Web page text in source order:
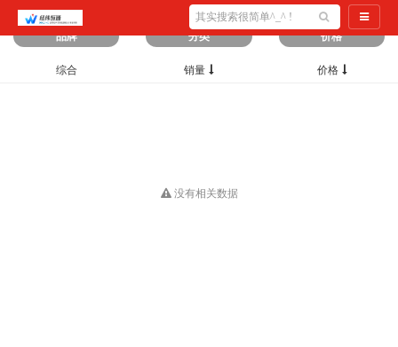
导航切
筛选出 0 条数据
品牌
分类 价格
综合 销量 价格
没有相关数据